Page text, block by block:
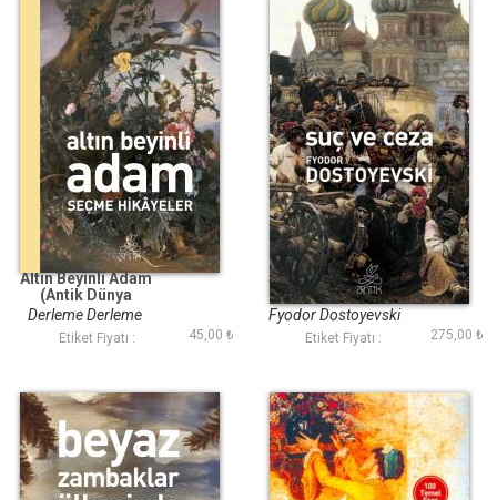
Altın Beyinli Adam
(Antik Dünya
Klasikleri)
Derleme Derleme
Etiket Fiyatı : 45,00 ₺
Suç ve Ceza (Antik
Dünya Klasikleri)
Fyodor Dostoyevski
Etiket Fiyatı : 275,00 ₺